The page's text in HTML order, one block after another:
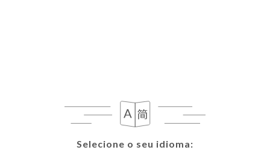
Selecione o seu idioma:
Selecione o seu idioma: